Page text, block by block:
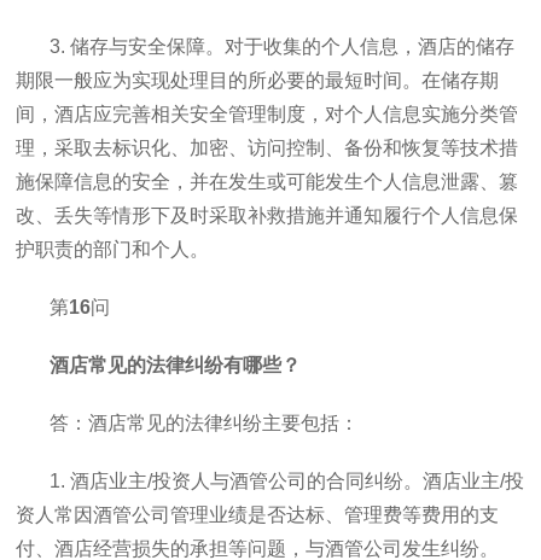
3. 储存与安全保障。对于收集的个人信息，酒店的储存
期限一般应为实现处理目的所必要的最短时间。在储存期
间，酒店应完善相关安全管理制度，对个人信息实施分类管
理，采取去标识化、加密、访问控制、备份和恢复等技术措
施保障信息的安全，并在发生或可能发生个人信息泄露、篡
改、丢失等情形下及时采取补救措施并通知履行个人信息保
护职责的部门和个人。
第16问
酒店常见的法律纠纷有哪些？
答：酒店常见的法律纠纷主要包括：
1. 酒店业主/投资人与酒管公司的合同纠纷。酒店业主/投
资人常因酒管公司管理业绩是否达标、管理费等费用的支
付、酒店经营损失的承担等问题，与酒管公司发生纠纷。